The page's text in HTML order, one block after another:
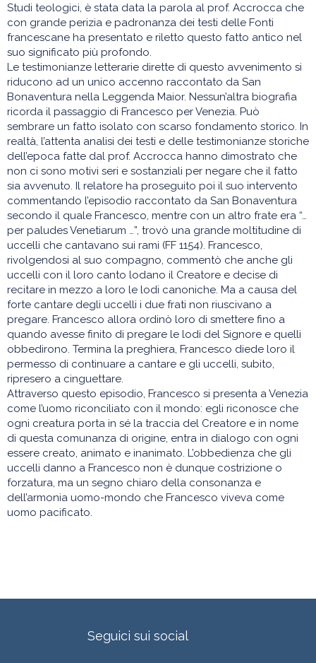
Studi teologici, è stata data la parola al prof. Accrocca che
con grande perizia e padronanza dei testi delle Fonti
francescane ha presentato e riletto questo fatto antico nel
suo significato più profondo.
Le testimonianze letterarie dirette di questo avvenimento si
riducono ad un unico accenno raccontato da San
Bonaventura nella Leggenda Maior. Nessun’altra biografia
ricorda il passaggio di Francesco per Venezia. Può
sembrare un fatto isolato con scarso fondamento storico. In
realtà, l’attenta analisi dei testi e delle testimonianze storiche
dell’epoca fatte dal prof. Accrocca hanno dimostrato che
non ci sono motivi seri e sostanziali per negare che il fatto
sia avvenuto. Il relatore ha proseguito poi il suo intervento
commentando l’episodio raccontato da San Bonaventura
secondo il quale Francesco, mentre con un altro frate era “…
per paludes Venetiarum …”, trovò una grande moltitudine di
uccelli che cantavano sui rami (FF 1154). Francesco,
rivolgendosi al suo compagno, commentò che anche gli
uccelli con il loro canto lodano il Creatore e decise di
recitare in mezzo a loro le lodi canoniche. Ma a causa del
forte cantare degli uccelli i due frati non riuscivano a
pregare. Francesco allora ordinò loro di smettere fino a
quando avesse finito di pregare le lodi del Signore e quelli
obbedirono. Termina la preghiera, Francesco diede loro il
permesso di continuare a cantare e gli uccelli, subito,
ripresero a cinguettare.
Attraverso questo episodio, Francesco si presenta a Venezia
come l’uomo riconciliato con il mondo: egli riconosce che
ogni creatura porta in sé la traccia del Creatore e in nome
di questa comunanza di origine, entra in dialogo con ogni
essere creato, animato e inanimato. L’obbedienza che gli
uccelli danno a Francesco non è dunque costrizione o
forzatura, ma un segno chiaro della consonanza e
dell’armonia uomo-mondo che Francesco viveva come
uomo pacificato.
Seguici sui social